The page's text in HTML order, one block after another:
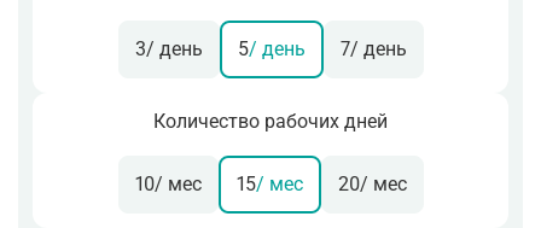
3/ день 5/ день 7/ день
Количество рабочих дней
10/ мес 15/ мес 20/ мес